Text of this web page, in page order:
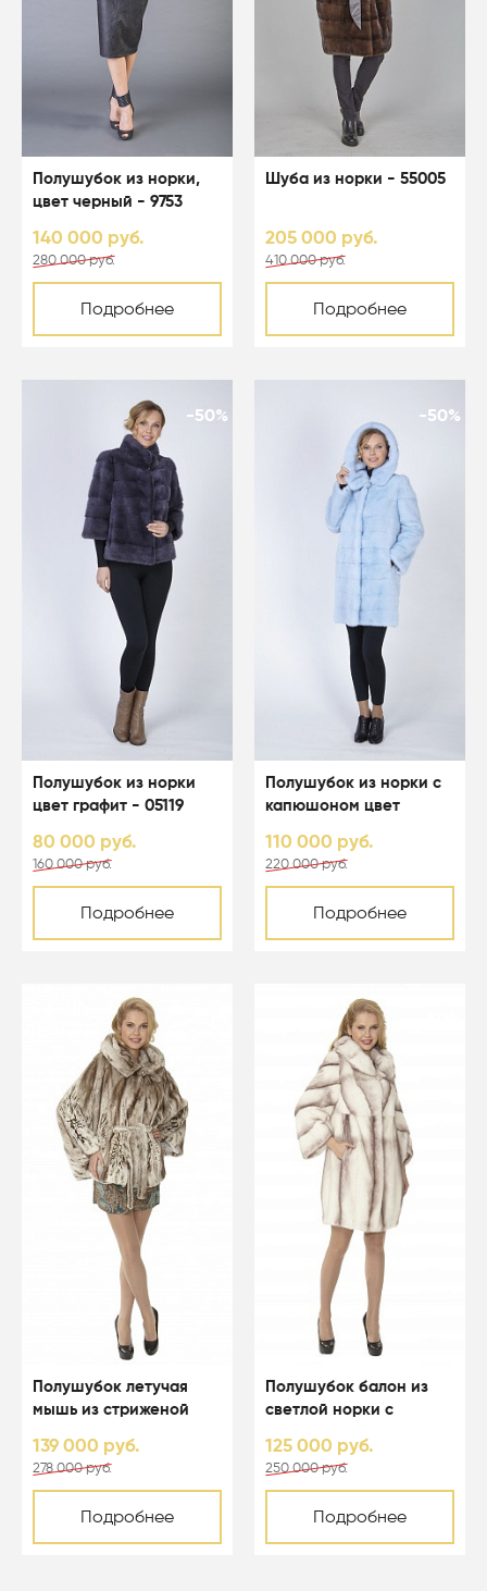
Полушубок из норки,
цвет черный - 9753
140 000 руб.
280 000 руб.
Подробнее
Шуба из норки - 55005
205 000 руб.
410 000 руб.
Подробнее
-50%
Полушубок из норки
цвет графит - 05119
80 000 руб.
160 000 руб.
Подробнее
-50%
Полушубок из норки с
капюшоном цвет
110 000 руб.
220 000 руб.
Подробнее
Полушубок летучая
мышь из стриженой
капюшоном - 01164
139 000 руб.
278 000 руб.
Подробнее
Полушубок балон из
светлой норки с
125 000 руб.
250 000 руб.
Подробнее